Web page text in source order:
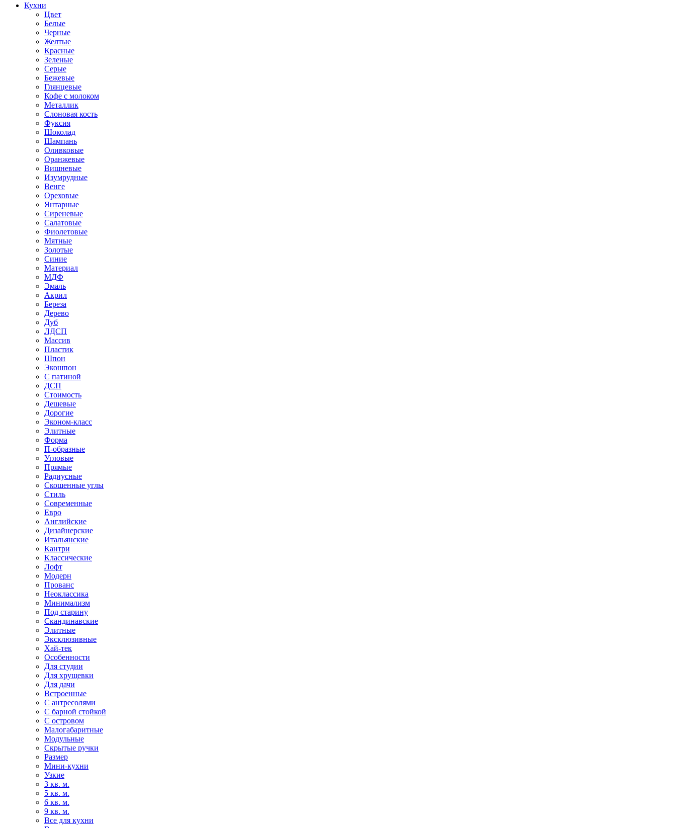
Кухни
Цвет
Белые
Черные
Желтые
Красные
Зеленые
Серые
Бежевые
Глянцевые
Кофе с молоком
Металлик
Слоновая кость
Фуксия
Шоколад
Шампань
Оливковые
Оранжевые
Вишневые
Изумрудные
Венге
Ореховые
Янтарные
Сиреневые
Салатовые
Фиолетовые
Мятные
Золотые
Синие
Материал
МДФ
Эмаль
Акрил
Береза
Дерево
Дуб
ЛДСП
Массив
Пластик
Шпон
Экошпон
С патиной
ДСП
Стоимость
Дешевые
Дорогие
Эконом-класс
Элитные
Форма
П-образные
Угловые
Прямые
Радиусные
Скошенные углы
Стиль
Современные
Евро
Английские
Дизайнерские
Итальянские
Кантри
Классические
Лофт
Модерн
Прованс
Неоклассика
Минимализм
Под старину
Скандинавские
Элитные
Эксклюзивные
Хай-тек
Особенности
Для студии
Для хрущевки
Для дачи
Встроенные
С антресолями
С барной стойкой
С островом
Малогабаритные
Модульные
Скрытые ручки
Размер
Мини-кухни
Узкие
3 кв. м.
5 кв. м.
6 кв. м.
9 кв. м.
Все для кухни